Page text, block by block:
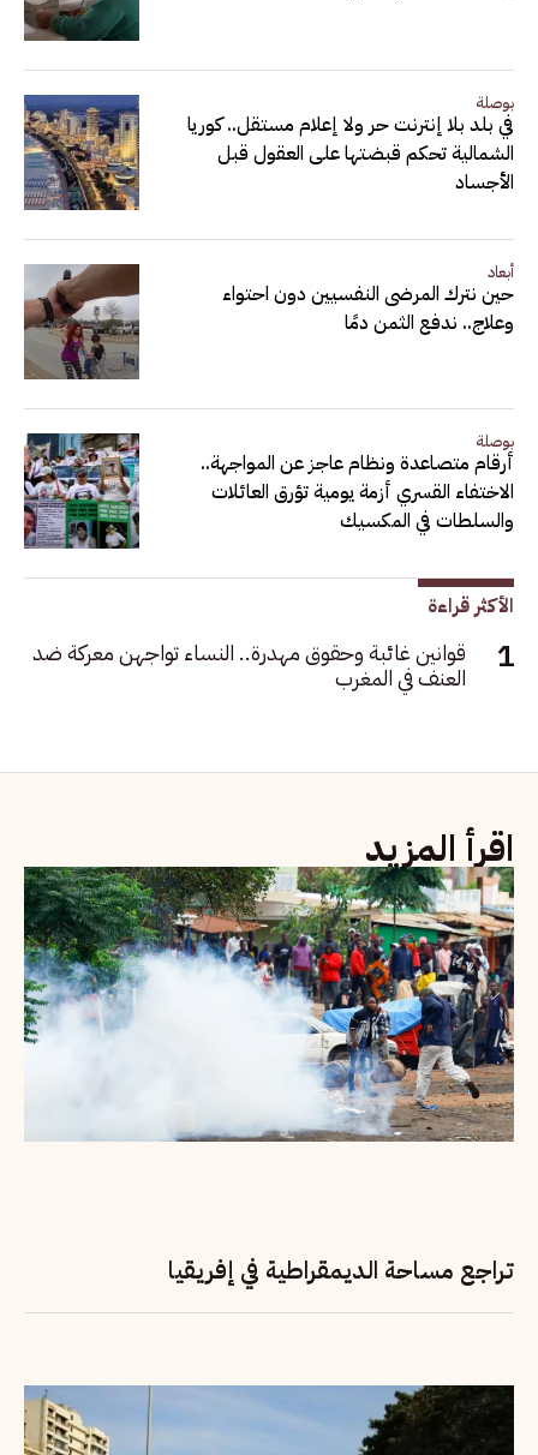
بوصلة
في بلد بلا إنترنت حر ولا إعلام مستقل.. كوريا
الشمالية تحكم قبضتها على العقول قبل
الأجساد
أبعاد
حين نترك المرضى النفسيين دون احتواء
وعلاج.. ندفع الثمن دمًا
بوصلة
أرقام متصاعدة ونظام عاجز عن المواجهة..
الاختفاء القسري أزمة يومية تؤرق العائلات
والسلطات في المكسيك
الأكثر قراءة
قوانين غائبة وحقوق مهدرة.. النساء تواجهن معركة ضد
العنف في المغرب
اقرأ المزيد
تراجع مساحة الديمقراطية في إفريقيا